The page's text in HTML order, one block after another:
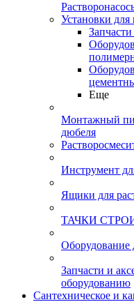
Установки для
Еще
Монтажный
дюбеля
Инструмент
Ящики для
ТАЧКИ
Оборудование
Запчасти и
оборудованию
Сантехническое и